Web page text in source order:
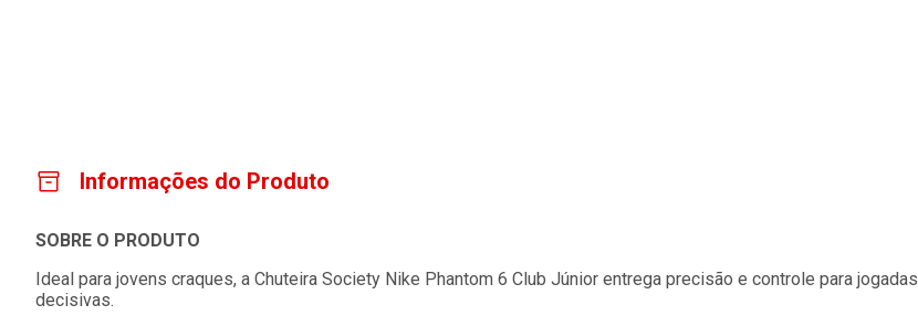
Informações do Produto
SOBRE O PRODUTO
Ideal para jovens craques, a Chuteira Society Nike Phantom 6 Club Júnior entrega precisão e controle para jogadas
decisivas.